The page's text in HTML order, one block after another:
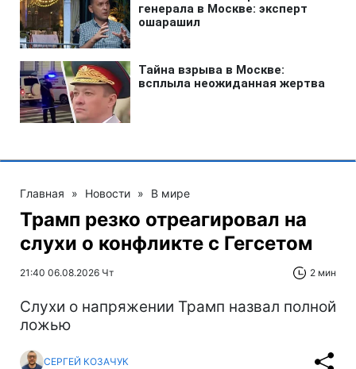
Главная » Новости » В мире
Трамп резко отреагировал на
слухи о конфликте с Гегсетом
21:40 06.08.2026 Чт 2 мин
Слухи о напряжении Трамп назвал полной
ложью
СЕРГЕЙ КОЗАЧУК